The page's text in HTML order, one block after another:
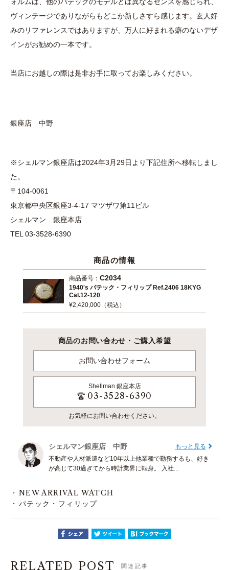
ヴィンテージでありながらもどこか新しさすら感じます。玄人好
みのリファレンスではありますが、万人に好まれる癖のないデザ
インがお勧めの一本です。
当店にお越しの際は是非お手に取ってお楽しみください。
銀座店 中野
※シェルマン銀座店は2024年3月29日より下記住所へ移転しまし
た。
〒104-0061
東京都中央区銀座3-4-17 マツザワ第11ビル
シェルマン 銀座本店
TEL 03-3528-6390
商品の情報
商品番号： C2034
1940's パテック・フィリップ Ref.2406 18KYG
Cal.12-120
¥2,420,000（税込）
商品のお問い合わせ・ご購入希望
お問い合わせフォーム
Shellman 銀座本店
03-3528-6390
お気軽にお問い合わせください。
シェルマン銀座店 中野
もっと見る
不動産や人材派遣など10年以上他業種で勤務するも、好き
が高じて30過ぎてから時計業界に転身。 入社...
NEW ARRIVAL WATCH
パテック・フィリップ
RELATED POST 関連記事